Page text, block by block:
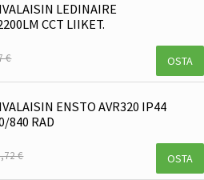
LEDINAIRE
CCT LIIKET.
€ OSTA
ENSTO AVR320 IP44
840 RAD
€ OSTA